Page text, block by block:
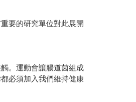
要的研究單位對此展開
。運動會讓腸道菌組成
必須加入我們維持健康